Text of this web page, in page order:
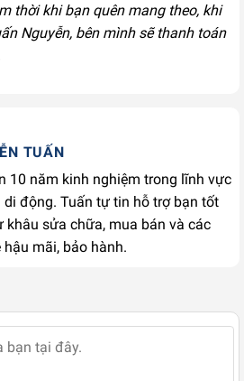
thời khi bạn quên mang theo, khi
Nguyễn, bên mình sẽ thanh toán
TUẤN
10 năm kinh nghiệm trong lĩnh vực
di động. Tuấn tự tin hỗ trợ bạn tốt
khâu sửa chữa, mua bán và các
hậu mãi, bảo hành.